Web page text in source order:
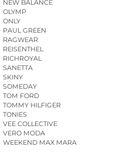
NEW BALANCE
OLYMP
ONLY
PAUL GREEN
RAGWEAR
REISENTHEL
RICHROYAL
SANETTA
SKINY
SOMEDAY
TOM FORD
TOMMY HILFIGER
TONIES
VEE COLLECTIVE
VERO MODA
WEEKEND MAX MARA